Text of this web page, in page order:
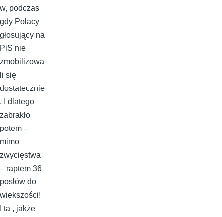
w, podczas
gdy Polacy
głosujący na
PiS nie
zmobilizowa
li się
dostatecznie
. I dlatego
zabrakło
potem –
mimo
zwycięstwa
– raptem 36
posłów do
wiekszości!
I ta , jakże